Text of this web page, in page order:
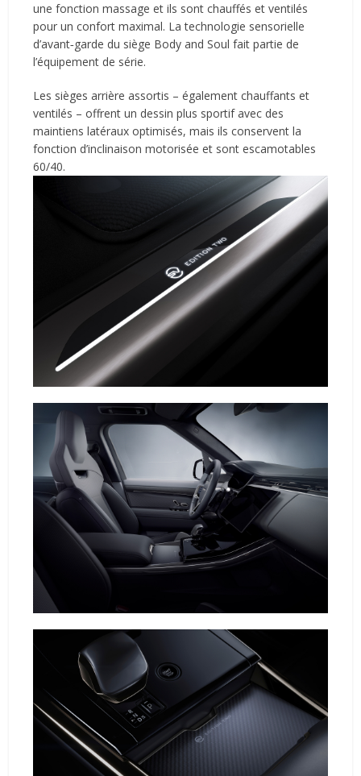
une fonction massage et ils sont chauffés et ventilés
pour un confort maximal. La technologie sensorielle
d’avant‑garde du siège Body and Soul fait partie de
l’équipement de série.
Les sièges arrière assortis – également chauffants et
ventilés – offrent un dessin plus sportif avec des
maintiens latéraux optimisés, mais ils conservent la
fonction d’inclinaison motorisée et sont escamotables
60/40.